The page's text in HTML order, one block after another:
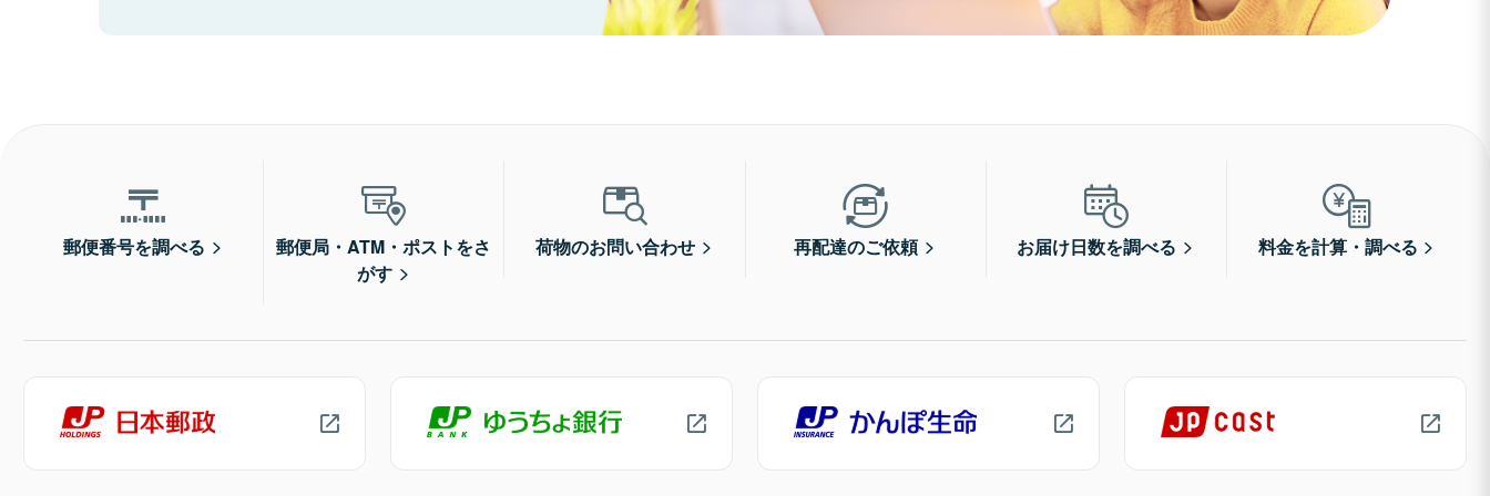
郵便番号を調べる
郵便局・ATM・ポストをさ
がす
荷物のお問い合わせ 再配達のご依頼 お届け日数を調べる 料金を計算・調べる